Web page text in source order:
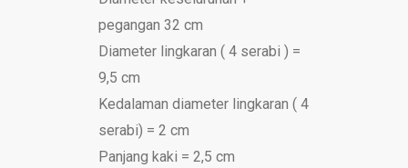
pegangan 32 cm
Diameter lingkaran ( 4 serabi ) =
9,5 cm
Kedalaman diameter lingkaran ( 4
serabi) = 2 cm
Panjang kaki = 2,5 cm